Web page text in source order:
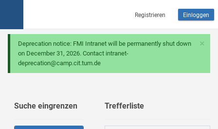
Registrieren Einloggen
×
Deprecation notice: FMI Intranet will be permanently shut down
on December 31, 2026. Contact intranet-
deprecation@camp.cit.tum.de
Suche eingrenzen Trefferliste